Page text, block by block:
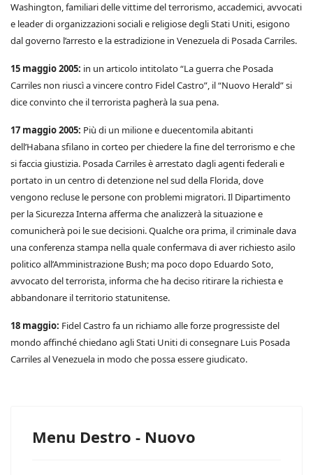
Washington, familiari delle vittime del terrorismo, accademici, avvocati
e leader di organizzazioni sociali e religiose degli Stati Uniti, esigono
dal governo l’arresto e la estradizione in Venezuela di Posada Carriles.
15 maggio 2005: in un articolo intitolato “La guerra che Posada
Carriles non riuscì a vincere contro Fidel Castro”, il “Nuovo Herald” si
dice convinto che il terrorista pagherà la sua pena.
17 maggio 2005: Più di un milione e duecentomila abitanti
dell’Habana sfilano in corteo per chiedere la fine del terrorismo e che
si faccia giustizia. Posada Carriles è arrestato dagli agenti federali e
portato in un centro di detenzione nel sud della Florida, dove
vengono recluse le persone con problemi migratori. Il Dipartimento
per la Sicurezza Interna afferma che analizzerà la situazione e
comunicherà poi le sue decisioni. Qualche ora prima, il criminale dava
una conferenza stampa nella quale confermava di aver richiesto asilo
politico all’Amministrazione Bush; ma poco dopo Eduardo Soto,
avvocato del terrorista, informa che ha deciso ritirare la richiesta e
abbandonare il territorio statunitense.
18 maggio: Fidel Castro fa un richiamo alle forze progressiste del
mondo affinché chiedano agli Stati Uniti di consegnare Luis Posada
Carriles al Venezuela in modo che possa essere giudicato.
Menu Destro - Nuovo